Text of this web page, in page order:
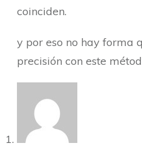
coinciden.
y por eso no hay forma
precisión con este